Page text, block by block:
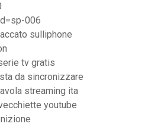
006
sulliphone
tv gratis
da sincronizzare
streaming ita
youtube